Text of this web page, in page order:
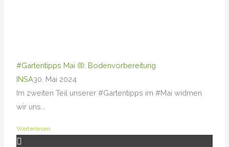
#Gartentipps Mai (II): Bodenvorbereitung
INSA30. Mai 2024
Im zweiten Teil unserer #Gartentipps im #Mai widmen
wir uns...
Weiterlesen